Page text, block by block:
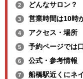
2 どんなサロン？
3 営業時間は10時
4 アクセス・場所
5 予約ページでは
6 公式・参考情報
7 船橋駅近くにネ